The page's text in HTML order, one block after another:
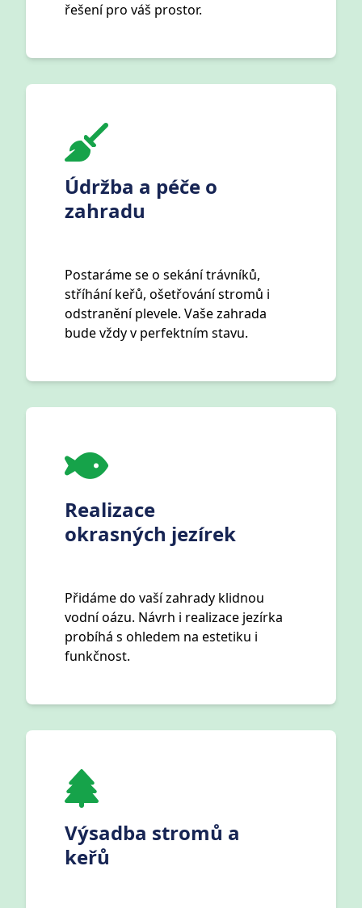
řešení pro váš prostor.
Údržba a péče o
zahradu
Postaráme se o sekání trávníků,
stříhání keřů, ošetřování stromů i
odstranění plevele. Vaše zahrada
bude vždy v perfektním stavu.
Realizace
okrasných jezírek
Přidáme do vaší zahrady klidnou
vodní oázu. Návrh i realizace jezírka
probíhá s ohledem na estetiku i
funkčnost.
Výsadba stromů a
keřů